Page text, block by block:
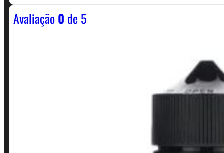
Avaliação0 de 5
Horário: Política de Horario e Fretes